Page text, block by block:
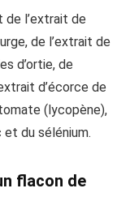
l’extrait de
de l’extrait de
d’ortie, de
d’écorce de
(lycopène),
et du sélénium.
flacon de